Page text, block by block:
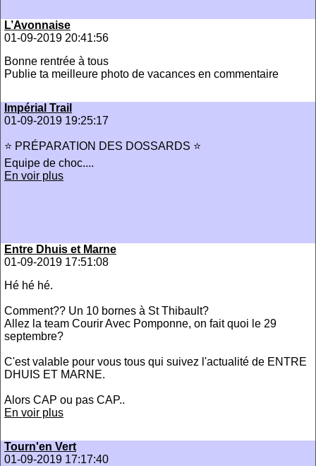
L’Avonnaise
01-09-2019 20:41:56
Bonne rentrée à tous
Publie ta meilleure photo de vacances en commentaire
Impérial Trail
01-09-2019 19:25:17
⭐️ PRÉPARATION DES DOSSARDS ⭐️
Equipe de choc....
En voir plus
Entre Dhuis et Marne
01-09-2019 17:51:08
Hé hé hé.
Comment?? Un 10 bornes à St Thibault?
Allez la team Courir Avec Pomponne, on fait quoi le 29
septembre?
C'est valable pour vous tous qui suivez l'actualité de ENTRE
DHUIS ET MARNE.
Alors CAP ou pas CAP..
En voir plus
Tourn'en Vert
01-09-2019 17:17:40